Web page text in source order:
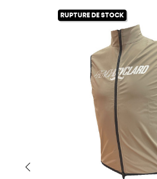
RUPTURE DE STOCK